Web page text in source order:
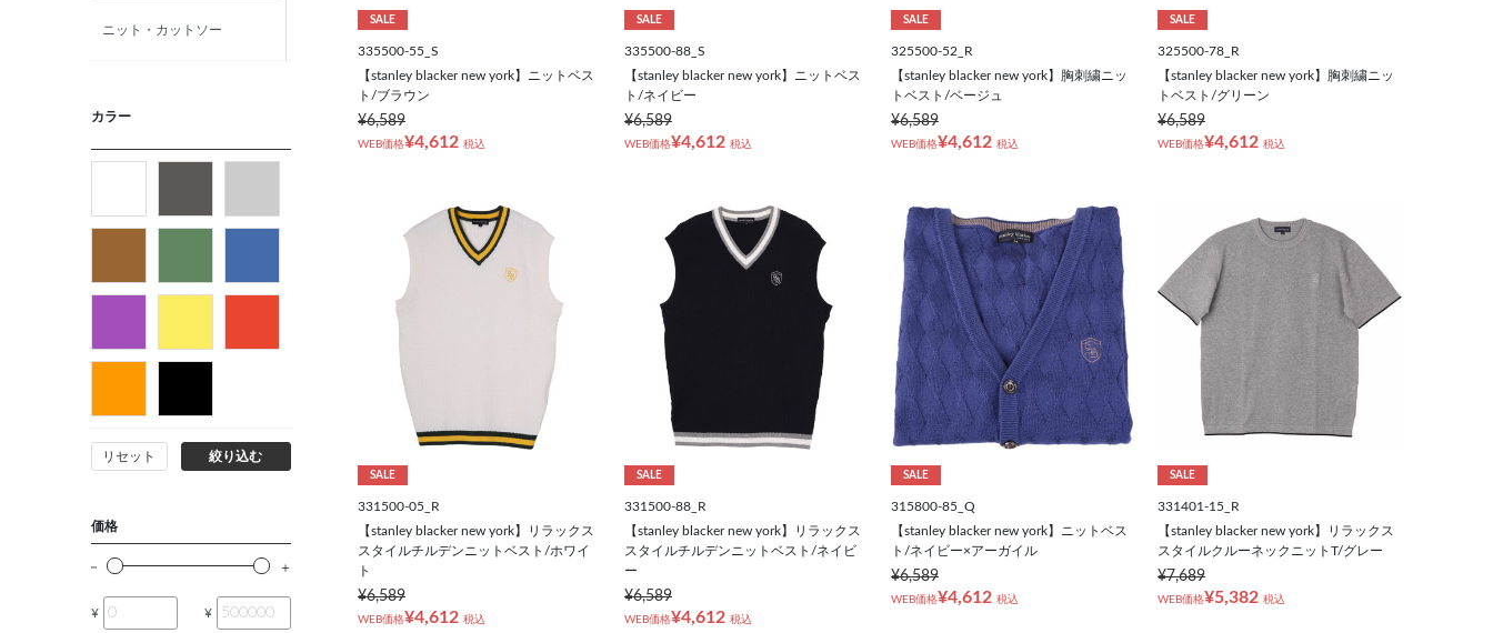
ニット・カットソー
アウター
フォーマルタイ
バッグ
シューズ
カラー
リセット 絞り込む
価格
¥ ¥
SALE
335500-55_S
【stanley blacker new york】ニットベス
ト/ブラウン
¥6,589
WEB価格¥4,612 税込
SALE
335500-88_S
【stanley blacker new york】ニットベス
ト/ネイビー
¥6,589
WEB価格¥4,612 税込
SALE
325500-52_R
【stanley blacker new york】胸刺繍ニッ
トベスト/ベージュ
¥6,589
WEB価格¥4,612 税込
SALE
325500-78_R
【stanley blacker new york】胸刺繍ニッ
トベスト/グリーン
¥6,589
WEB価格¥4,612 税込
SALE
331500-05_R
【stanley blacker new york】リラックス
スタイルチルデンニットベスト/ホワイ
ト
¥6,589
WEB価格¥4,612 税込
SALE
331500-88_R
【stanley blacker new york】リラックス
スタイルチルデンニットベスト/ネイビ
ー
¥6,589
WEB価格¥4,612 税込
SALE
315800-85_Q
【stanley blacker new york】ニットベス
ト/ネイビー×アーガイル
¥6,589
WEB価格¥4,612 税込
SALE
331401-15_R
【stanley blacker new york】リラックス
スタイルクルーネックニットT/グレー
¥7,689
WEB価格¥5,382 税込